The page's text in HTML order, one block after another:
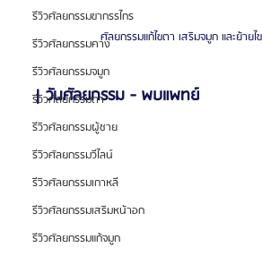
รีวิวศัลยกรรมขากรรไกร
รีวิวศัลยกรรมคาง
รีวิวศัลยกรรมจมูก
รีวิวศัลยกรรมตา
รีวิวศัลยกรรมผู้ชาย
รีวิวศัลยกรรมวีไลน์
รีวิวศัลยกรรมเกาหลี
รีวิวศัลยกรรมเสริมหน้าอก
รีวิวศัลยกรรมแก้จมูก
ศัลยกรรมแก้ไขตา เสริมจมูก และย้ายไ
| วันศัลยกรรม - พบแพทย์